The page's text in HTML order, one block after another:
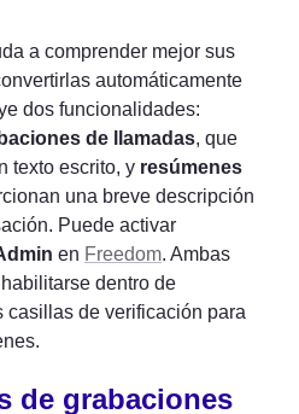
a comprender mejor sus
automáticamente
de llamadas, que
texto escrito, y resúmenes
una breve descripción
Puede activar
en Freedom. Ambas
dentro de
casillas de verificación para
de grabaciones